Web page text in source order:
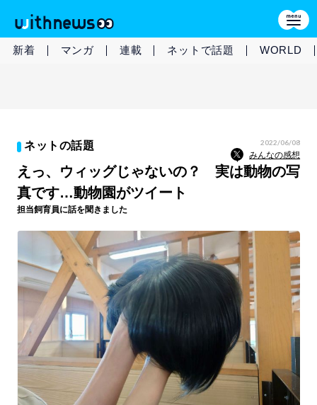
新着 マンガ 連載 ネットで話題 WORLD
ネットの話題 2022/06/08
みんなの感想
えっ、ウィッグじゃないの？ 実は動物の写
真です…動物園がツイート
担当飼育員に話を聞きました